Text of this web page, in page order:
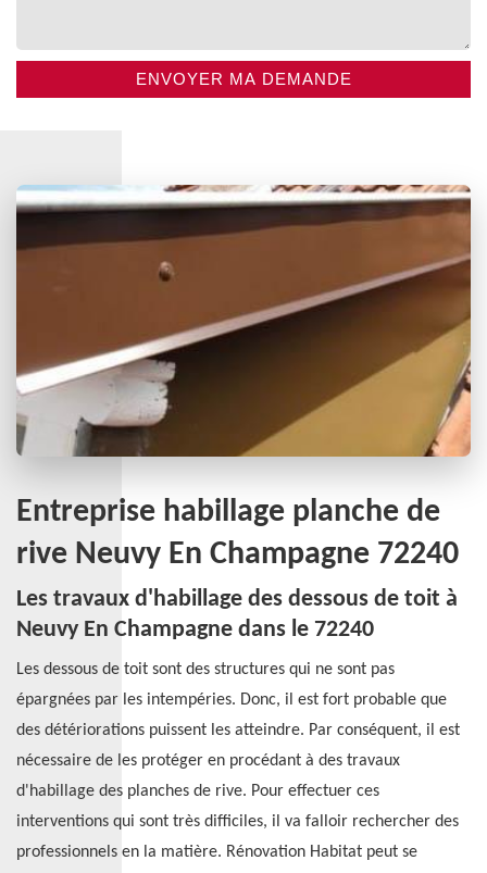
Entreprise habillage planche de
rive Neuvy En Champagne 72240
Les travaux d'habillage des dessous de toit à
Neuvy En Champagne dans le 72240
Les dessous de toit sont des structures qui ne sont pas
épargnées par les intempéries. Donc, il est fort probable que
des détériorations puissent les atteindre. Par conséquent, il est
nécessaire de les protéger en procédant à des travaux
d'habillage des planches de rive. Pour effectuer ces
interventions qui sont très difficiles, il va falloir rechercher des
professionnels en la matière. Rénovation Habitat peut se